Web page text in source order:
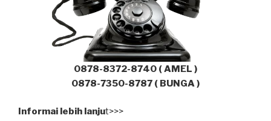
0878-8372-8740 ( AMEL )
0878-7350-8787 ( BUNGA )
Informai lebih lanjut>>>